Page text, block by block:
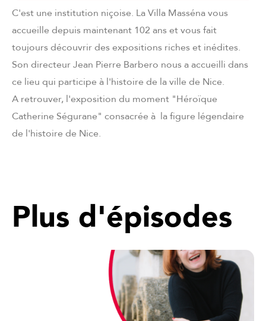
C'est une institution niçoise. La Villa Masséna vous
accueille depuis maintenant 102 ans et vous fait
toujours découvrir des expositions riches et inédites.
Son directeur Jean Pierre Barbero nous a accueilli dans
ce lieu qui participe à l'histoire de la ville de Nice.
A retrouver, l'exposition du moment "Héroïque
Catherine Ségurane" consacrée à la figure légendaire
de l'histoire de Nice.
Plus d'épisodes